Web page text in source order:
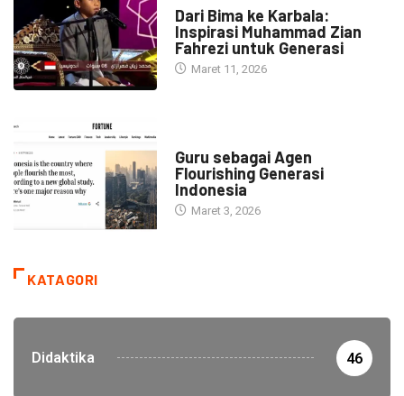
Dari Bima ke Karbala:
Inspirasi Muhammad Zian
Fahrezi untuk Generasi
Maret 11, 2026
Guru sebagai Agen
Flourishing Generasi
Indonesia
Maret 3, 2026
KATAGORI
Didaktika 46